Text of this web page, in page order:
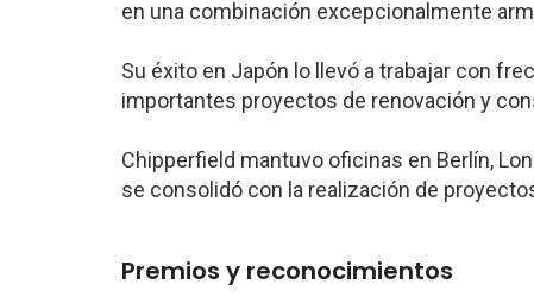
en una combinación excepcionalmente
Su éxito en Japón lo llevó a trabajar con
importantes proyectos de renovación y
Chipperfield mantuvo oficinas en Berlín,
se consolidó con la realización de
Premios y reconocimientos